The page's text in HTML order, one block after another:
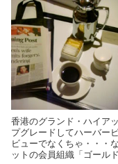
香港のグランド・ハイア
プグレードしてハーバー
ビューでなくちゃ・・・
ットの会員組織「ゴール